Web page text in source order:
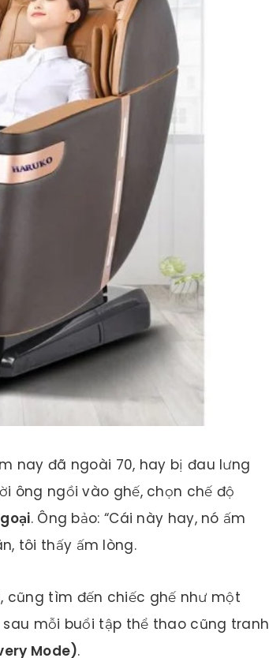
nay đã ngoài 70, hay bị đau lưng
ông ngồi vào ghế, chọn chế độ
. Ông bảo: “Cái này hay, nó ấm
tôi thấy ấm lòng.
cũng tìm đến chiếc ghế như một
mỗi buổi tập thể thao cũng tranh
Mode).